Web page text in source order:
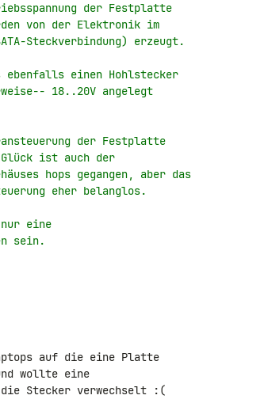
der Festplatte
von der Elektronik im
Steckverbindung) erzeugt.
ebenfalls einen Hohlstecker
18..20V angelegt
der Festplatte
ist auch der
hops gegangen, aber das
eher belanglos.
eine
sein.
auf die eine Platte
wollte eine
die Stecker verwechselt :(